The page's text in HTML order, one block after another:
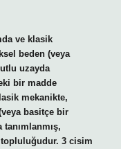
ve klasik
beden (veya
uzayda
bir madde
mekanikte,
basitçe bir
topluluğudur. 3 cisim